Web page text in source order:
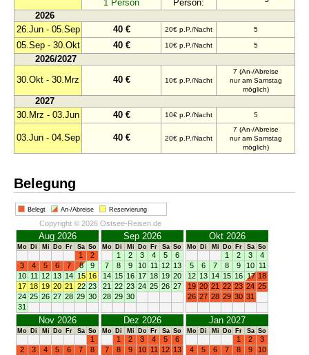
1 Person Person:
2026
26.Jun - 05.Sep
40 € 20€ p.P./Nacht 5
05.Sep - 30.Okt 40 € 10€ p.P./Nacht 5
2026/2027
30.Okt - 30.Mrz
40 € 10€ p.P./Nacht
7 (An-/Abreise
nur am Samstag
möglich)
2027
30.Mrz - 03.Jun
40 € 10€ p.P./Nacht 5
03.Jun - 04.Sep 40 € 20€ p.P./Nacht
7 (An-/Abreise
nur am Samstag
möglich)
Belegung
Belegt An-/Abreise Reservierung
Copyright © 2026 Ostsee-Reisen.de
Aug 2026
Mo Di Mi Do Fr Sa So
1
2
3
4 5 6 7 8
9
10 11 12 13 14 15 16
17 18 19 20 21 22 23
24 25 26 27 28 29 30
31
Sep 2026
Mo Di Mi Do Fr Sa So
1 2 3 4 5
6
7
8 9 10 11 12 13
14 15 16 17 18 19 20
21
22 23 24 25 26 27
28 29 30
Okt 2026
Mo Di Mi Do Fr Sa So
1 2 3
4
5
6 7 8 9 10 11
12 13 14 15 16 17 18
19 20 21 22 23 24 25
26 27 28 29 30 31
Nov 2026
Mo Di Mi Do Fr Sa So
1
2
3 4 5 6 7
8
Dez 2026
Mo Di Mi Do Fr Sa So
1 2 3 4 5
6
7
8 9 10 11 12 13
Jan 2027
Mo Di Mi Do Fr Sa So
1 2
3
4
5 6 7 8 9
10